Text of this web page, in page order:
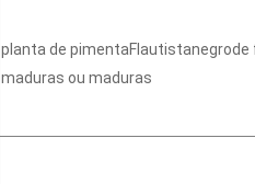
planta de
maduras ou maduras